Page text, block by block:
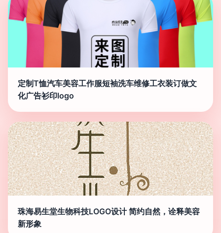
定制T恤汽车美容工作服短袖洗车维修工衣装订做文
化广告衫印logo
珠海易生堂生物科技LOGO设计 简约自然，诠释美容
新形象